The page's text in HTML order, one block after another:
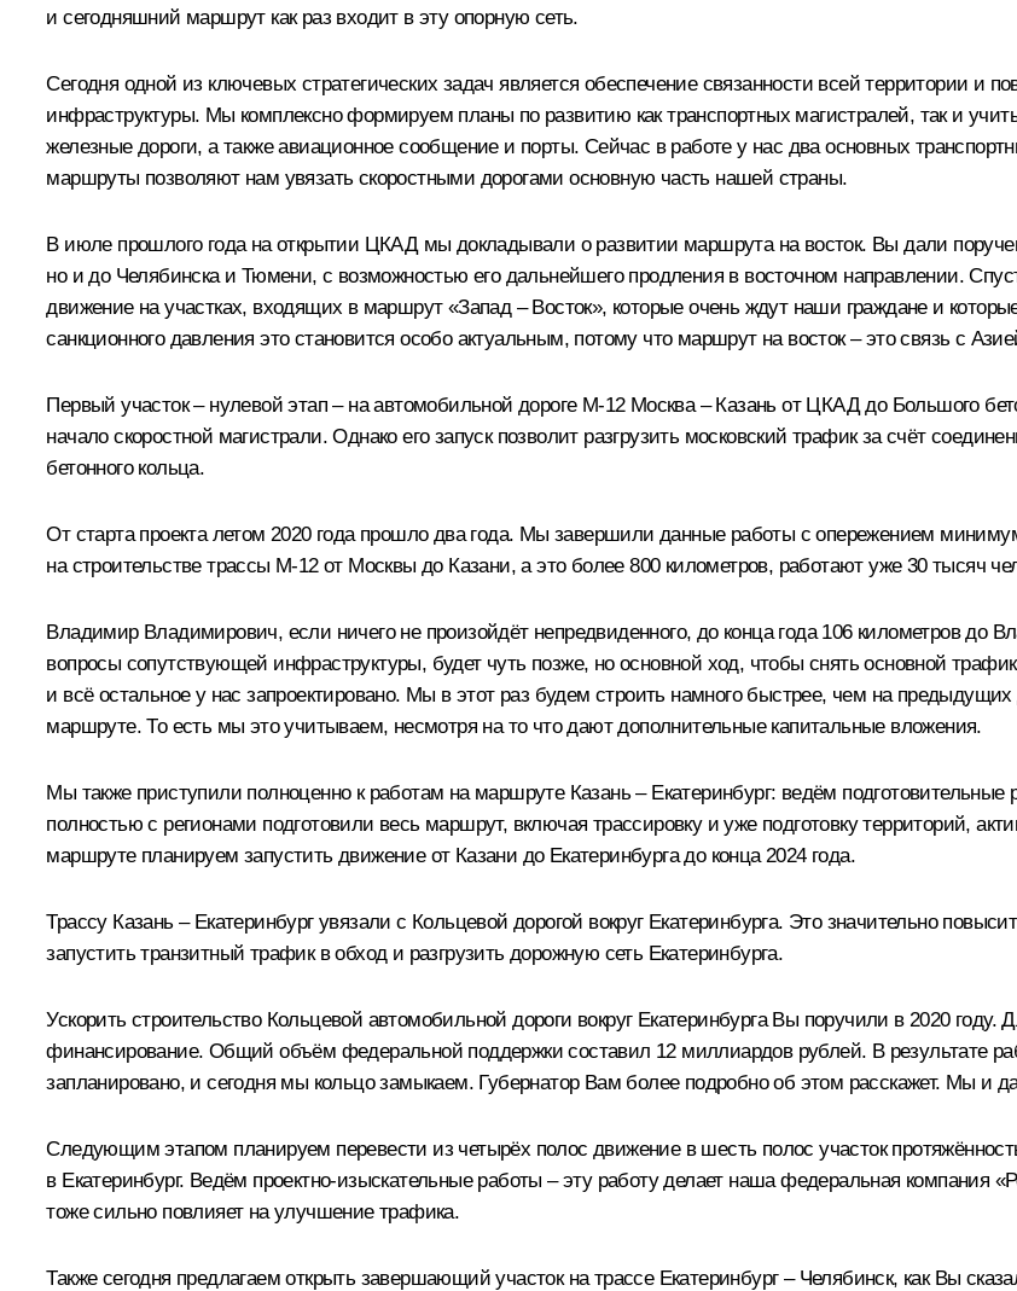
и сегодняшний маршрут как раз входит в эту опорную сеть.
Сегодня одной из ключевых стратегических задач является обеспечение связанности всей территории и
инфраструктуры. Мы комплексно формируем планы по развитию как транспортных магистралей, так и
железные дороги, а также авиационное сообщение и порты. Сейчас в работе у нас два основных
маршруты позволяют нам увязать скоростными дорогами основную часть нашей страны.
В июле прошлого года на открытии ЦКАД мы докладывали о развитии маршрута на восток. Вы дали
но и до Челябинска и Тюмени, с возможностью его дальнейшего продления в восточном направлении.
движение на участках, входящих в маршрут «Запад – Восток», которые очень ждут наши граждане и
санкционного давления это становится особо актуальным, потому что маршрут на восток – это связь с
Первый участок – нулевой этап – на автомобильной дороге М-12 Москва – Казань от ЦКАД до Большого
начало скоростной магистрали. Однако его запуск позволит разгрузить московский трафик за счёт
бетонного кольца.
От старта проекта летом 2020 года прошло два года. Мы завершили данные работы с опережением
на строительстве трассы М-12 от Москвы до Казани, а это более 800 километров, работают уже 30 тысяч
Владимир Владимирович, если ничего не произойдёт непредвиденного, до конца года 106 километров до
вопросы сопутствующей инфраструктуры, будет чуть позже, но основной ход, чтобы снять основной
и всё остальное у нас запроектировано. Мы в этот раз будем строить намного быстрее, чем на
маршруте. То есть мы это учитываем, несмотря на то что дают дополнительные капитальные вложения.
Мы также приступили полноценно к работам на маршруте Казань – Екатеринбург: ведём
полностью с регионами подготовили весь маршрут, включая трассировку и уже подготовку территорий,
маршруте планируем запустить движение от Казани до Екатеринбурга до конца 2024 года.
Трассу Казань – Екатеринбург увязали с Кольцевой дорогой вокруг Екатеринбурга. Это значительно
запустить транзитный трафик в обход и разгрузить дорожную сеть Екатеринбурга.
Ускорить строительство Кольцевой автомобильной дороги вокруг Екатеринбурга Вы поручили в 2020
финансирование. Общий объём федеральной поддержки составил 12 миллиардов рублей. В результате
запланировано, и сегодня мы кольцо замыкаем. Губернатор Вам более подробно об этом расскажет. Мы и
Следующим этапом планируем перевести из четырёх полос движение в шесть полос участок
в Екатеринбург. Ведём проектно-изыскательные работы – эту работу делает наша федеральная компания
тоже сильно повлияет на улучшение трафика.
Также сегодня предлагаем открыть завершающий участок на трассе Екатеринбург – Челябинск, как Вы